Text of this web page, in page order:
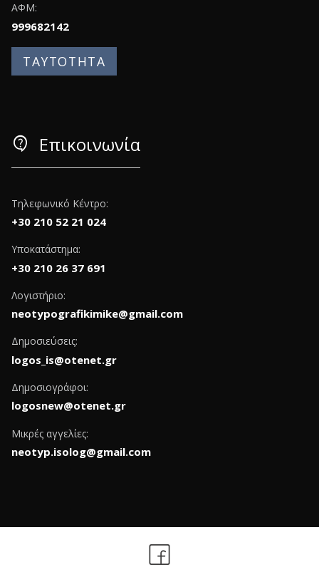
ΑΦΜ:
999682142
ΤΑΥΤΟΤΗΤΑ
contact_support Επικοινωνία
Τηλεφωνικό Κέντρο:
+30 210 52 21 024
Υποκατάστημα:
+30 210 26 37 691
Λογιστήριο:
neotypografikimike@gmail.com
Δημοσιεύσεις:
logos_is@otenet.gr
Δημοσιογράφοι:
logosnew@otenet.gr
Μικρές αγγελίες:
neotyp.isolog@gmail.com